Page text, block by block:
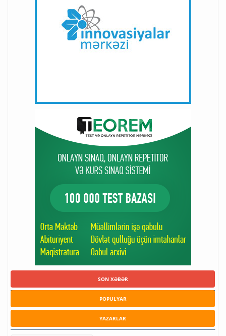
SON XƏBƏR
POPULYAR
YAZARLAR